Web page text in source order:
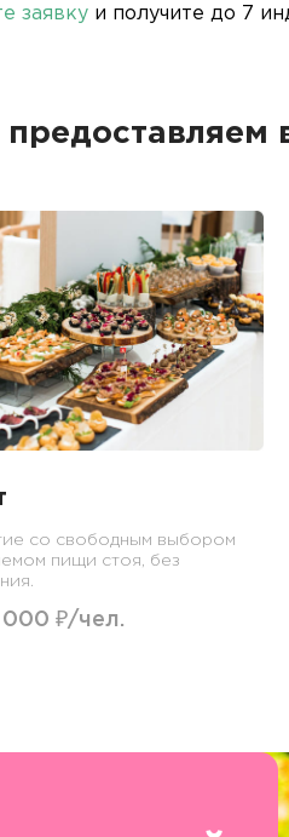
заявку и получите до 7
со свободным выбором
пищи стоя, без
000 ₽/чел.